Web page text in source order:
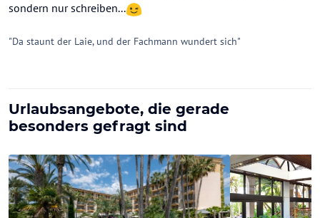
sondern nur schreiben...
"Da staunt der Laie, und der Fachmann wundert sich"